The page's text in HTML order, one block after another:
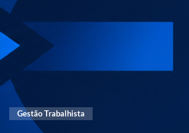
Gestão Trabalhista